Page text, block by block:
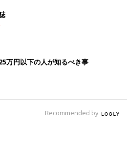
万円以下の人が知るべき事
Recommended by